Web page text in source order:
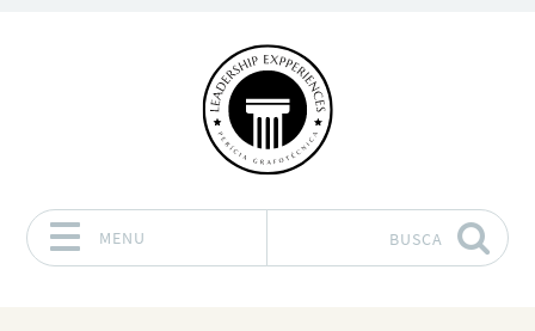
MENU BUSCA